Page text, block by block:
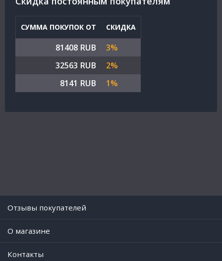
СУММА ПОКУПОК ОТ СКИДКА
81408 RUB
3%
32563 RUB
2%
8141 RUB
1%
Отзывы покупателей
O магазине
Контакты